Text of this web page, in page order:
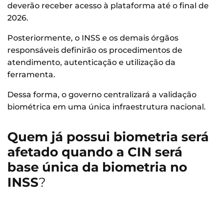
deverão receber acesso à plataforma até o final de
2026.
Posteriormente, o INSS e os demais órgãos
responsáveis definirão os procedimentos de
atendimento, autenticação e utilização da
ferramenta.
Dessa forma, o governo centralizará a validação
biométrica em uma única infraestrutura nacional.
Quem já possui biometria será
afetado quando a CIN será
base única da biometria no
INSS?